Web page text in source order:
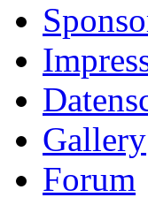
Gallery
Forum